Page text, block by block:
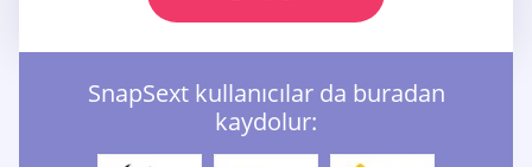
SnapSext kullanıcılar da buradan
kaydolur: